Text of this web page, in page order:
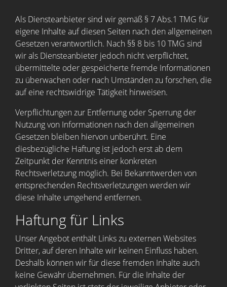
Als Diensteanbieter sind wir gemäß § 7 Abs.1 TMG für
eigene Inhalte auf diesen Seiten nach den allgemeinen
Gesetzen verantwortlich. Nach §§ 8 bis 10 TMG sind
wir als Diensteanbieter jedoch nicht verpflichtet,
übermittelte oder gespeicherte fremde Informationen
zu überwachen oder nach Umständen zu forschen, die
auf eine rechtswidrige Tätigkeit hinweisen.
Verpflichtungen zur Entfernung oder Sperrung der
Nutzung von Informationen nach den allgemeinen
Gesetzen bleiben hiervon unberührt. Eine
diesbezügliche Haftung ist jedoch erst ab dem
Zeitpunkt der Kenntnis einer konkreten
Rechtsverletzung möglich. Bei Bekanntwerden von
entsprechenden Rechtsverletzungen werden wir
diese Inhalte umgehend entfernen.
Haftung für Links
Unser Angebot enthält Links zu externen Websites
Dritter, auf deren Inhalte wir keinen Einfluss haben.
Deshalb können wir für diese fremden Inhalte auch
keine Gewähr übernehmen. Für die Inhalte der